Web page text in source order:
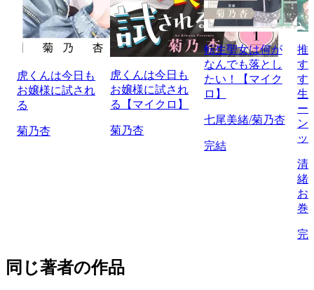
虎くんは今日も
お嬢様に試され
る
菊乃杏
虎くんは今日も
お嬢様に試され
る【マイクロ】
菊乃杏
転生聖女は何が
なんでも落とし
たい！【マイク
ロ】
七尾美緒/菊乃杏
完結
推
す
す
生
ー
ン
ッ
清
緒/
お
巻
完
同じ著者の作品